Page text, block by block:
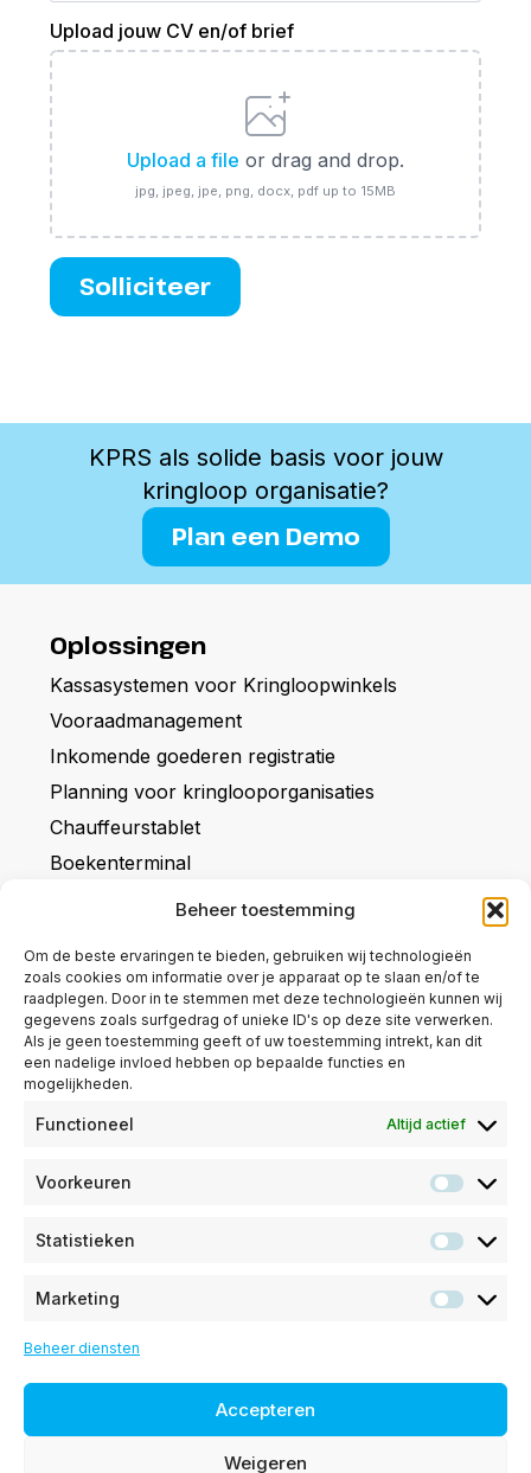
Beheer toestemming
Om de beste ervaringen te bieden, gebruiken wij technologieën
zoals cookies om informatie over je apparaat op te slaan en/of te
raadplegen. Door in te stemmen met deze technologieën kunnen wij
gegevens zoals surfgedrag of unieke ID's op deze site verwerken.
Als je geen toestemming geeft of uw toestemming intrekt, kan dit
een nadelige invloed hebben op bepaalde functies en
mogelijkheden.
Functioneel Altijd actief
Voorkeuren
Statistieken
Marketing
Beheer diensten
Accepteren
Weigeren
Upload jouw CV en/of brief
Upload a file or drag and drop.
jpg, jpeg, jpe, png, docx, pdf up to 15MB
Solliciteer
KPRS als solide basis voor jouw
kringloop organisatie?
Plan een Demo
Oplossingen
Kassasystemen voor Kringloopwinkels
Vooraadmanagement
Inkomende goederen registratie
Planning voor kringlooporganisaties
Chauffeurstablet
Boekenterminal
Happy Humans
Contact
Ondersteuning
Klantenservice
Status
Legal
Privacybeleid
KPRS B.V. is gevestigd in Almkerk
085 0161410